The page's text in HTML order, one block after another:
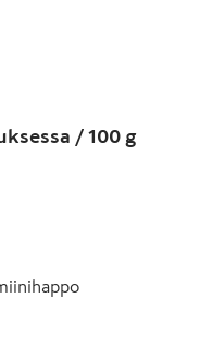
/ 100 g